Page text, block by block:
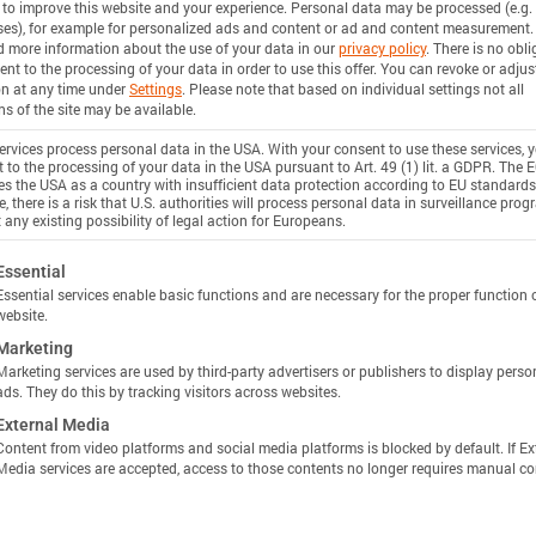
Power
Unlock more specs in Batemo Insights
使用 INSIGHTS 解锁
improve this website and your experience. Personal data may be processed (e.g.
for example for personalized ads and content or ad and content measurement.
more information about the use of your data in ourprivacy policy. There is no
to the processing of your data in order to use this offer. You can revoke or
at any time underSettings. Please note that based on individual settings not all
of the site may be available.
process personal data in the USA. With your consent to use these services,
to the processing of your data in the USA pursuant to Art. 49 (1) lit. a GDPR. The
the USA as a country with insufficient data protection according to EU
there is a risk that U.S. authorities will process personal data in surveillance
existing possibility of legal action for Europeans.
following is a list of service groups for which consent
services enable basic functions and are necessary for the proper function
services are used by third-party advertisers or publishers to display
They do this by tracking visitors across websites.
Media
from video platforms and social media platforms is blocked by default. If
services are accepted, access to those contents no longer requires manual